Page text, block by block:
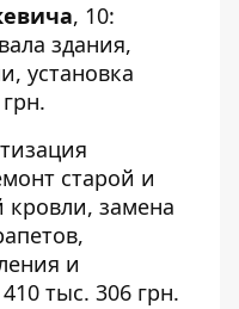
, 10:
здания,
установка
старой и
кровли, замена
и
тыс. 306 грн.